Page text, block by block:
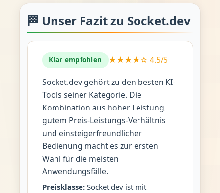
🏁 Unser Fazit zu Socket.dev
Klar empfohlen ★★★★☆ 4.5/5
Socket.dev gehört zu den besten KI-
Tools seiner Kategorie. Die
Kombination aus hoher Leistung,
gutem Preis-Leistungs-Verhältnis
und einsteigerfreundlicher
Bedienung macht es zur ersten
Wahl für die meisten
Anwendungsfälle.
Preisklasse:Socket.dev ist mit